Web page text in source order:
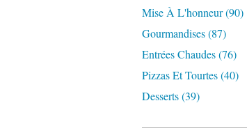
Mise À L'honneur(90)
Gourmandises(87)
Entrées Chaudes(76)
Pizzas Et Tourtes(40)
Desserts(39)